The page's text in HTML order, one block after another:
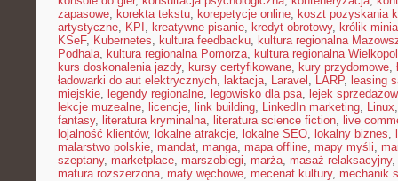
zapasowe, korekta tekstu, korepetycje online, koszt pozyskania
artystyczne, KPI , kreatywne pisanie, kredyt obrotowy, królik
KSeF, Kubernetes, kultura feedbacku, kultura regionalna
Podhala, kultura regionalna Pomorza, kultura regionalna
kurs doskonalenia jazdy, kursy certyfikowane, kury przydomowe,
ładowarki do aut elektrycznych, laktacja, Laravel , LARP, leasing
miejskie, legendy regionalne, legowisko dla psa, lejek
lekcje muzealne, licencje, link building, LinkedIn marketing, Linux
fantasy, literatura kryminalna, literatura science fiction, live
lojalność klientów, lokalne atrakcje, lokalne SEO, lokalny biznes,
malarstwo polskie, mandat, manga, mapa offline, mapy myśli,
szeptany, marketplace, marszobiegi, marża, masaż relaksacyjny,
matura rozszerzona, maty węchowe, mecenat kultury, mechanik